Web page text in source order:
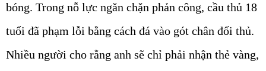
bóng. Trong nỗ lực ngăn chặn phản công, cầu thủ 18
tuổi đã phạm lỗi bằng cách đá vào gót chân đối thủ.
Nhiều người cho rằng anh sẽ chỉ phải nhận thẻ vàng,